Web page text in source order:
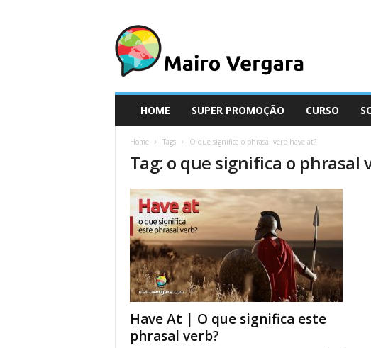
i
r
HOME SUPER PROMOÇÃO CURSO
Home Tags O que significa o phrasal verb have at?
Tag: o que significa o phrasal
Have At | O que significa este
phrasal verb?